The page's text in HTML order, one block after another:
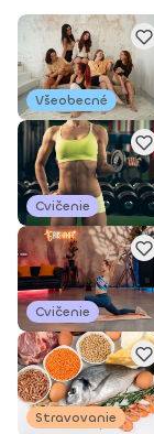
Všeobecné
Cvičenie
Cvičenie
Stravovanie